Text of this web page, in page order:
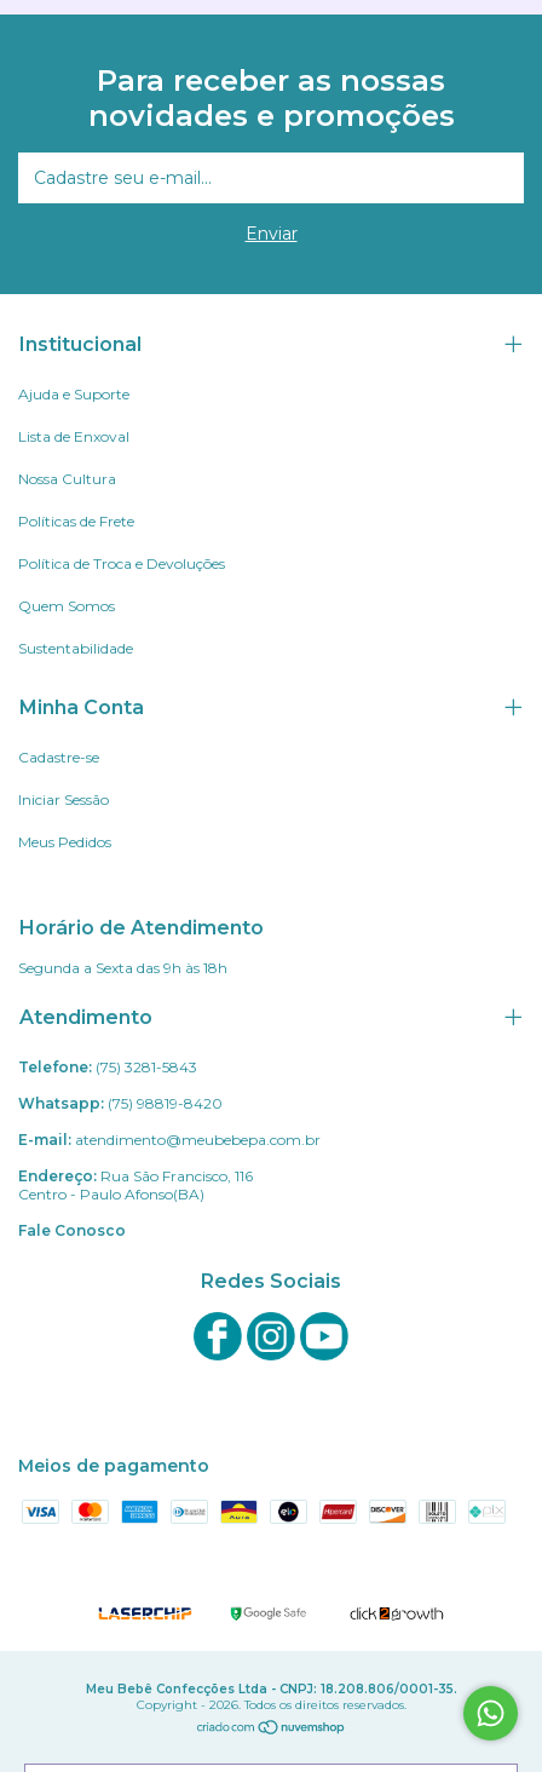
Para receber as nossas
novidades e promoções
Institucional
Ajuda e Suporte
Lista de Enxoval
Nossa Cultura
Políticas de Frete
Política de Troca e Devoluções
Quem Somos
Sustentabilidade
Minha Conta
Cadastre-se
Iniciar Sessão
Meus Pedidos
Horário de Atendimento
Segunda a Sexta das 9h às 18h
Atendimento
Telefone: (75) 3281-5843
Whatsapp: (75) 98819-8420
E-mail: atendimento@meubebepa.com.br
Endereço: Rua São Francisco, 116
Centro - Paulo Afonso(BA)
Fale Conosco
Redes Sociais
Meios de pagamento
Meu Bebê Confecções Ltda - CNPJ: 18.208.806/0001-35.
Copyright - 2026. Todos os direitos reservados.